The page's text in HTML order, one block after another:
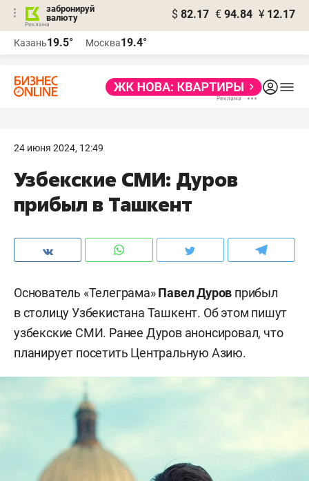
забронируй
валюту
$ 82.17 € 94.84 ¥ 12.17
Казань19.5° Москва19.4°
24 июня 2024, 12:49
Узбекские СМИ: Дуров
прибыл в Ташкент
Основатель «Телеграма»Павел Дуров прибыл
в столицу Узбекистана Ташкент. Об этом пишут
узбекские СМИ. Ранее Дуров анонсировал, что
планирует посетить Центральную Азию.